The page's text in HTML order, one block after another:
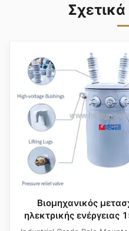
Βιομηχανικός
ηλεκτρικής ενέργειας
60Hz